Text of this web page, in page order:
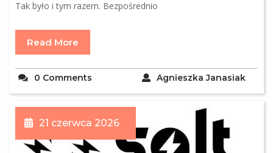
Tak było i tym razem. Bezpośrednio
Read More
Agnieszka Janasiak
0 Comments
21 czerwca 2026